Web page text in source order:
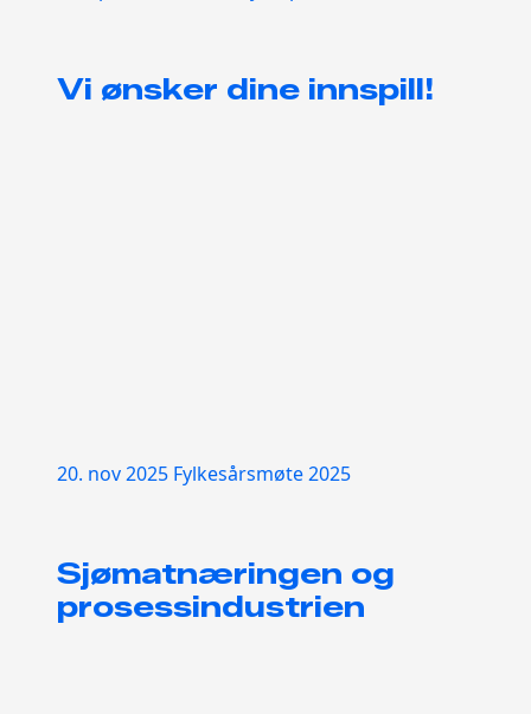
Vi ønsker dine innspill!
20. nov 2025 Fylkesårsmøte 2025
Sjømatnæringen og
prosessindustrien